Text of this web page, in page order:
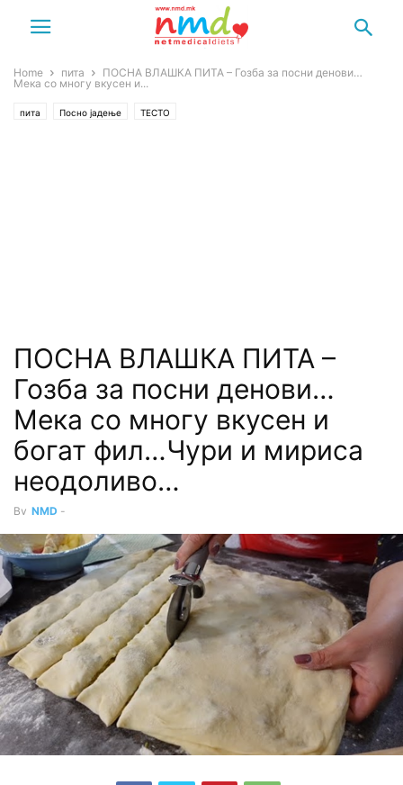
Home пита
ПОСНА ВЛАШКА ПИТА – Гозба за посни денови…
Мека со многу вкусен и...
пита Посно јадење ТЕСТО
ПОСНА ВЛАШКА ПИТА –
Гозба за посни денови…
Мека со многу вкусен и
богат фил…Чури и мириса
неодоливо…
By NMD -